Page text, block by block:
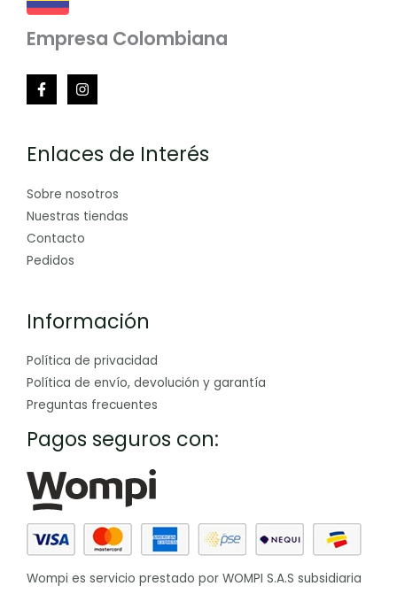
Empresa Colombiana
Enlaces de Interés
Sobre nosotros
Nuestras tiendas
Contacto
Pedidos
Información
Política de privacidad
Política de envío, devolución y garantía
Preguntas frecuentes
Pagos seguros con:
Wompi es servicio prestado por WOMPI S.A.S subsidiaria